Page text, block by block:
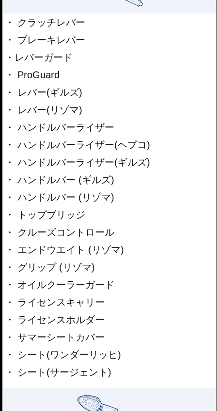
クラッチレバー
ブレーキレバー
レバーガード
ProGuard
レバー(ギルズ)
レバー(リゾマ)
ハンドルバーライザー
ハンドルバーライザー(ヘプコ)
ハンドルバーライザー(ギルズ)
ハンドルバー (ギルズ)
ハンドルバー (リゾマ)
トップブリッジ
クルーズコントロール
エンドウエイト (リゾマ)
グリップ (リゾマ)
オイルクーラーガード
ライセンスキャリー
ライセンスホルダー
サマーシートカバー
シート(ワンダーリッヒ)
シート(サージェント)